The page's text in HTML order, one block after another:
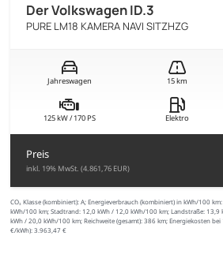
Der Volkswagen ID.3
PURE LM18 KAMERA NAVI SITZHZG
Jahreswagen 15 km
125 kW / 170 PS Elektro
Preis
inkl. 19% MwSt. (4.861,76 EUR)
CO₂ Klasse (kombiniert): A; Energieverbrauch (kombiniert) in kWh/100 km:
kWh/100 km; Stadtrand: 12,0 kWh / 12,0 kWh/100 km; Landstraße: 13,9
kWh / 20,0 kWh/100 km; Reichweite (gesamt): 386 km; Energiekosten bei
€/kWh): 3.963,47 €